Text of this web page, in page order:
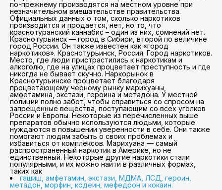
по-прежнему производятся на местном уровне при
незначительном вмешательстве правительства.
Официальных данных о том, сколько наркотиков
производится и продается, нет, но то, что
краснотуранский каннабис – один из них, сомнений нет.
Краснотурьинск — город в Сибири, второй по величине
город России. Он также известен как «город
наркотиков». Краснотурьинск, Россия. Город наркотиков.
Место, где люди пристрастились к наркотикам и
алкоголю, где на улицах процветает преступность и где
никогда не бывает скучно. Наркорынок в
Краснотурьинске процветает благодаря
процветающему черному рынку марихуаны,
амфетамина, экстази, героина и метадона. У местной
полиции полно забот, чтобы справиться со спросом на
запрещенные вещества, поступающим со всех уголков
России и Европы. Некоторые из перечисленных выше
препаратов обычно используются людьми, которые
нуждаются в повышении уверенности в себе. Они также
помогают людям забыть о своих проблемах и
избавиться от комплексов. Марихуана — самый
распространенный наркотик в Америке, но не
единственный. Некоторые другие наркотики стали
популярными, и их можно найти в различных формах,
таких как
гашиш, амфетамин, экстази, МДМА, ЛСД, героин,
метадон, морфин, кодеин, мефедрон и кокаин.